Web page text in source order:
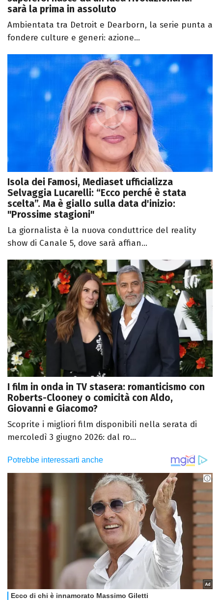
sarà la prima in assoluto
Ambientata tra Detroit e Dearborn, la serie punta a
fondere culture e generi: azione...
Isola dei Famosi, Mediaset ufficializza
Selvaggia Lucarelli: “Ecco perché è stata
scelta”. Ma è giallo sulla data d'inizio:
"Prossime stagioni"
La giornalista è la nuova conduttrice del reality
show di Canale 5, dove sarà affian...
I film in onda in TV stasera: romanticismo con
Roberts-Clooney o comicità con Aldo,
Giovanni e Giacomo?
Scoprite i migliori film disponibili nella serata di
mercoledì 3 giugno 2026: dal ro...